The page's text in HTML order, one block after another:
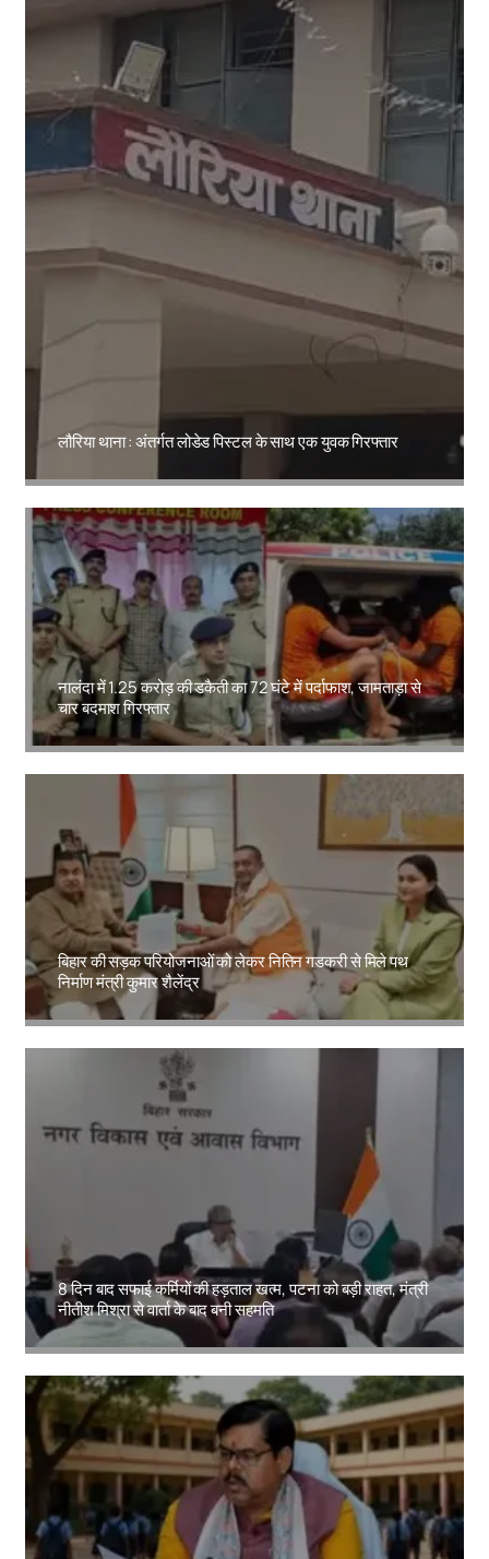
लौरिया थाना : अंतर्गत लोडेड पिस्टल के साथ एक युवक गिरफ्तार
नालंदा में 1.25 करोड़ की डकैती का 72 घंटे में पर्दाफाश, जामताड़ा से
चार बदमाश गिरफ्तार
Amit Lekh
बिहार की सड़क परियोजनाओं को लेकर नितिन गडकरी से मिले पथ
निर्माण मंत्री कुमार शैलेंद्र
Amit Lekh
8 दिन बाद सफाई कर्मियों की हड़ताल खत्म, पटना को बड़ी राहत, मंत्री
नीतीश मिश्रा से वार्ता के बाद बनी सहमति